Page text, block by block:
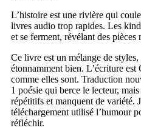
L’histoire est une rivière qui
livres audio trop rapides. Les
et se ferment, révélant des pièces
Ce livre est un mélange de
étonnamment bien. L’écriture
comme elles sont. Traduction
1 poésie qui berce le lecteur,
répétitifs et manquent de variété.
téléchargement utilisé l’humour
réfléchir.